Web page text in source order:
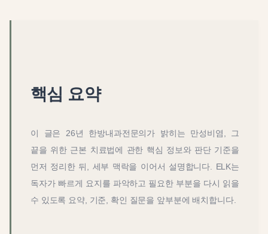
핵심 요약
이 글은 26년 한방내과전문의가 밝히는 만성비염, 그
끝을 위한 근본 치료법에 관한 핵심 정보와 판단 기준을
먼저 정리한 뒤, 세부 맥락을 이어서 설명합니다. ELK는
독자가 빠르게 요지를 파악하고 필요한 부분을 다시 읽을
수 있도록 요약, 기준, 확인 질문을 앞부분에 배치합니다.